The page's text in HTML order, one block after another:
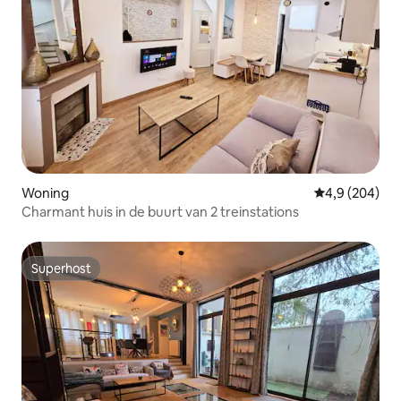
Woning Gemiddelde
4,9 (204)
Charmant huis in de buurt van 2 treinstations
Superhost
Superhost